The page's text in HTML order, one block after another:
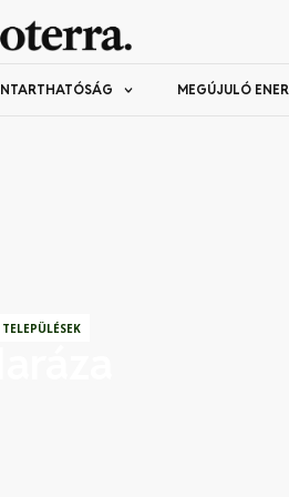
MEGÚJULÓ
TELEPÜLÉSEK